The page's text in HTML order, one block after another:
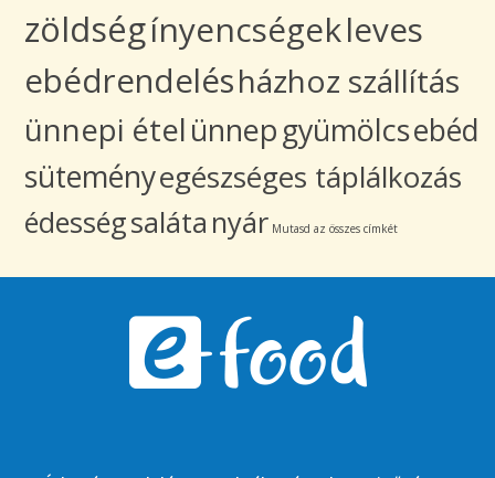
zöldségínyencségekleves
ebédrendelésházhoz szállítás
ünnepi ételünnepgyümölcsebéd
süteményegészséges táplálkozás
édességsaláta nyár Mutasd az összes címkét